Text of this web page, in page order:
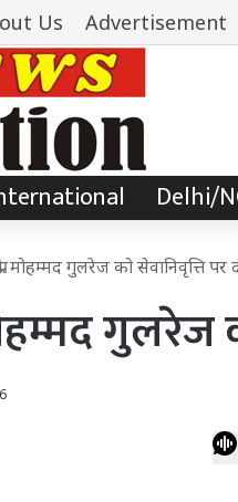
Us Advertisement
Delhi/
मोहम्मद गुलरेज को सेवानिवृत्ति पर
गुलरेज